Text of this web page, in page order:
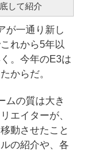
して紹介
が一通り新し
れから5年以
。今年のE3は
からだ。
ムの質は大き
エイターが、
動させたこと
の紹介や、各